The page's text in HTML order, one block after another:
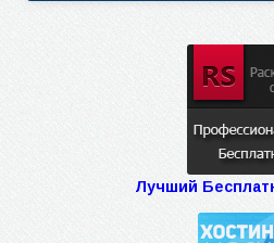
Лучший